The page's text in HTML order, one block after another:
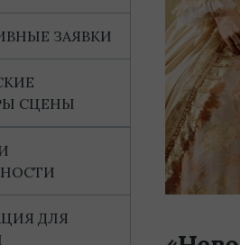
ЗАЯВКИ
СЦЕНЫ
ДЛЯ